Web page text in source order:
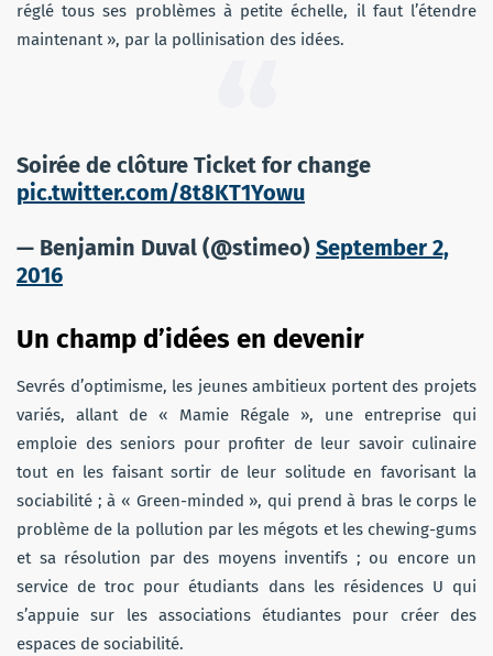
réglé tous ses problèmes à petite échelle, il faut l’étendre
maintenant », par la pollinisation des idées.
Soirée de clôture Ticket for change
pic.twitter.com/8t8KT1Yowu
— Benjamin Duval (@stimeo) September 2,
2016
Un champ d’idées en devenir
Sevrés d’optimisme, les jeunes ambitieux portent des projets
variés, allant de « Mamie Régale », une entreprise qui
emploie des seniors pour profiter de leur savoir culinaire
tout en les faisant sortir de leur solitude en favorisant la
sociabilité ; à « Green-minded », qui prend à bras le corps le
problème de la pollution par les mégots et les chewing-gums
et sa résolution par des moyens inventifs ; ou encore un
service de troc pour étudiants dans les résidences U qui
s’appuie sur les associations étudiantes pour créer des
espaces de sociabilité.